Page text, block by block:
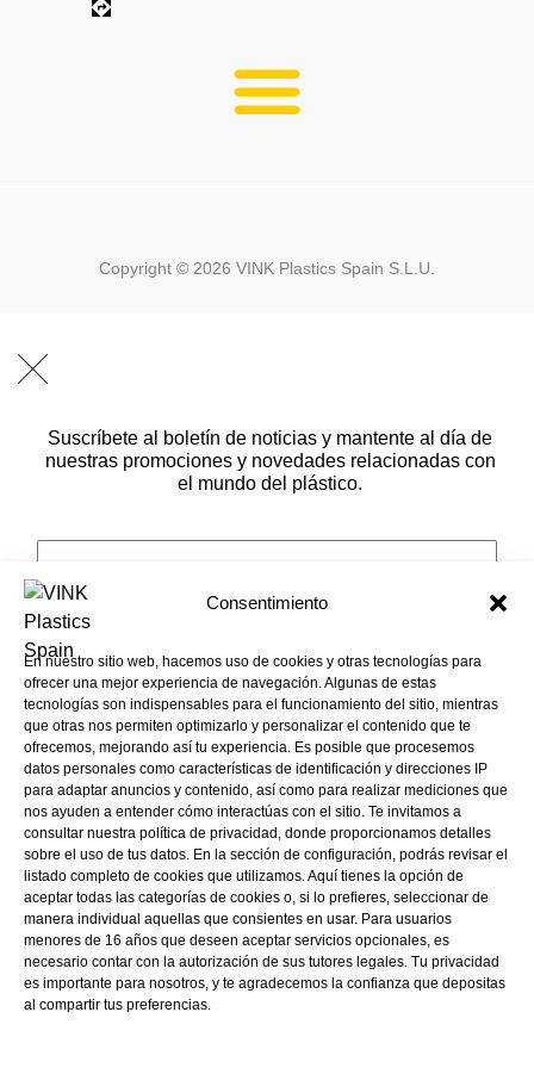
Consentimiento
En nuestro sitio web, hacemos uso de cookies y otras tecnologías para
ofrecer una mejor experiencia de navegación. Algunas de estas
tecnologías son indispensables para el funcionamiento del sitio, mientras
que otras nos permiten optimizarlo y personalizar el contenido que te
ofrecemos, mejorando así tu experiencia. Es posible que procesemos
datos personales como características de identificación y direcciones IP
para adaptar anuncios y contenido, así como para realizar mediciones que
nos ayuden a entender cómo interactúas con el sitio. Te invitamos a
consultar nuestra política de privacidad, donde proporcionamos detalles
sobre el uso de tus datos. En la sección de configuración, podrás revisar el
listado completo de cookies que utilizamos. Aquí tienes la opción de
aceptar todas las categorías de cookies o, si lo prefieres, seleccionar de
manera individual aquellas que consientes en usar. Para usuarios
menores de 16 años que deseen aceptar servicios opcionales, es
necesario contar con la autorización de sus tutores legales. Tu privacidad
es importante para nosotros, y te agradecemos la confianza que depositas
al compartir tus preferencias.
Copyright © 2026 VINK Plastics Spain S.L.U.
Suscríbete al boletín de noticias y mantente al día de
nuestras promociones y novedades relacionadas con
el mundo del plástico.
Apellido
Email
Message
Recibir
*Quiero recibir el Boletín de noticias y ofertas
especiales
Autorizo
*AUTORIZO el tratamiento de mis datos personales
con la finalidad de recibir comunicaciones
comerciales, incluido por correo electrónico y medios
de comunicación electrónica equivalentes.